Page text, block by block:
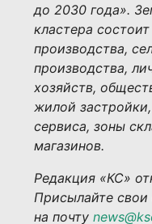
до 2030 года».
кластера
производства,
производства,
хозяйств,
жилой
сервиса, зоны
магазинов.
Редакция «КС»
Присылайте
на почту